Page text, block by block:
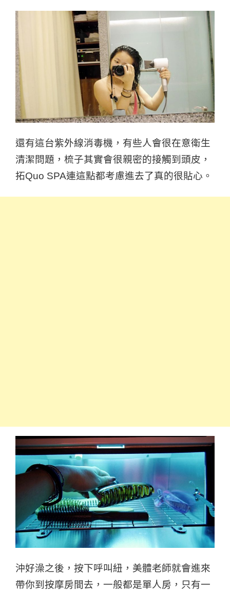
還有這台紫外線消毒機，有些人會很在意衛生
清潔問題，梳子其實會很親密的接觸到頭皮，
拓Quo SPA連這點都考慮進去了真的很貼心。
沖好澡之後，按下呼叫紐，美體老師就會進來
帶你到按摩房間去，一般都是單人房，只有一